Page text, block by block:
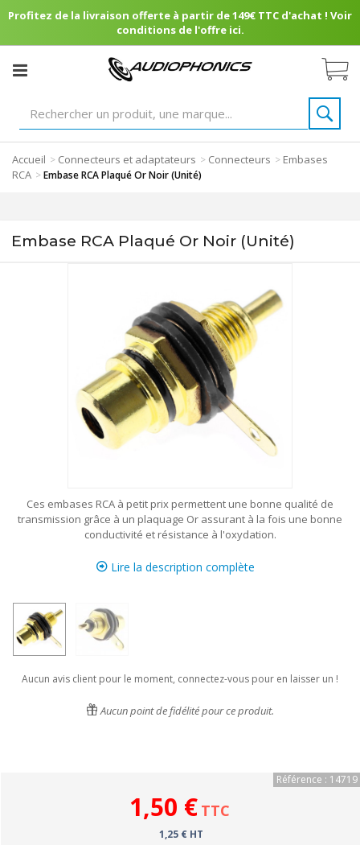
Profitez de la livraison offerte à partir de 149€ TTC d'achat ! Voir
conditions de l'offre ici.
Accueil > Connecteurs et adaptateurs > Connecteurs > Embases
RCA >Embase RCA Plaqué Or Noir (Unité)
Embase RCA Plaqué Or Noir (Unité)
Ces embases RCA à petit prix permettent une bonne qualité de
transmission grâce à un plaquage Or assurant à la fois une bonne
conductivité et résistance à l'oxydation.
Lire la description complète
Aucun avis client pour le moment, connectez-vous pour en laisser un !
Aucun point de fidélité pour ce produit.
Référence : 14719
1,50 € TTC
1,25 € HT